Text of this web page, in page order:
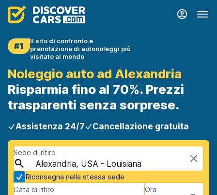
#1
Il sito di confronto e
prenotazione di autonoleggi più
visitato al mondo
Noleggio auto ad Alexandria
Risparmia fino al 70%. Prezzi
trasparenti senza sorprese.
Assistenza 24/7 Cancellazione gratuita
Sede di ritiro
Alexandria, USA - Louisiana
Riconsegna nella stessa sede
Data di ritiro
Ora